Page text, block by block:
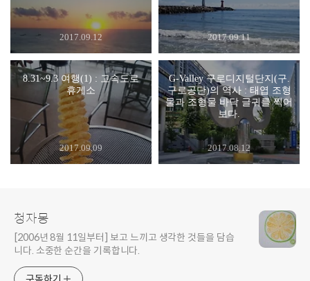
2017.09.12 2017.09.11
8.31~9.3 여행(1) : 고속도로
휴게소
2017.09.09
G-Valley 구로디지털단지(구.
구로공단)의 역사 : 태엽 조형
물과 조형물 바닥 글귀를 찍어
보다.
2017.08.12
청자몽
[2006년 8월 11일부터] 보고 느끼고 생각한 것들을 담습
니다. 소중한 순간을 기록합니다.